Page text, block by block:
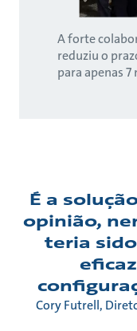
A forte
reduziu o
para apenas 7
É a
opinião,
teria
Cory Futrell,